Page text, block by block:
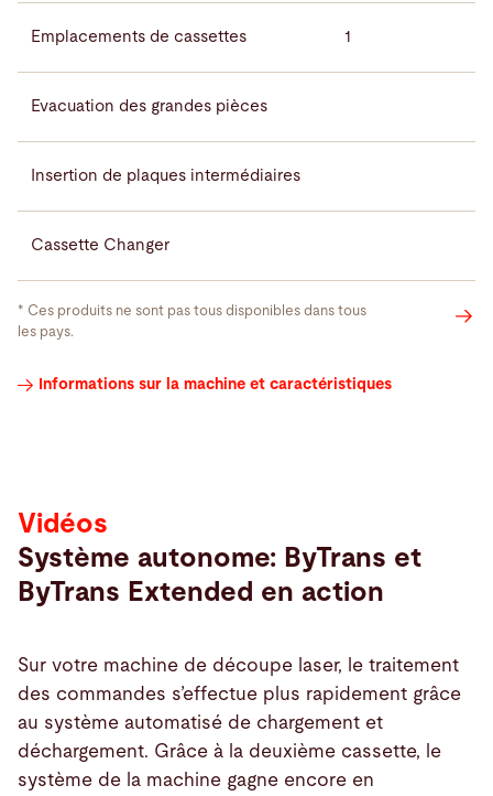
Emplacements de cassettes 1
Evacuation des grandes pièces
Insertion de plaques intermédiaires
Cassette Changer
* Ces produits ne sont pas tous disponibles dans tous
les pays.
Informations sur la machine et caractéristiques
Vidéos
Vidéos
Système autonome: ByTrans et
ByTrans Extended en action
Sur votre machine de découpe laser, le traitement
des commandes s’effectue plus rapidement grâce
au système automatisé de chargement et
déchargement. Grâce à la deuxième cassette, le
système de la machine gagne encore en